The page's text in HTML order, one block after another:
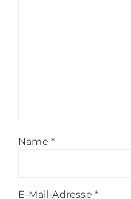
Name *
E-Mail-Adresse *